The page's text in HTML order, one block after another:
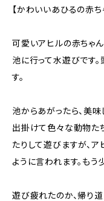
【かわいいあひるの赤ち
可愛いアヒルの赤ちゃ
池に行って水遊びです
す。
池からあがったら、美
出掛けて色々な動物た
たりして遊びますが、
ように言われます。もう
遊び疲れたのか、帰り道